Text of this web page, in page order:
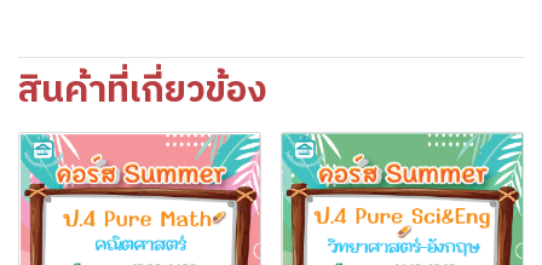
สินค้าที่เกี่ยวข้อง